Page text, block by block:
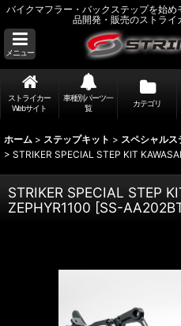
バイクマフラー・バックステップを始
品開発・販売のストラ
メニュー
ストライカー
Webサイト
車種別パーツ一
覧
カテゴリ
ホーム > ステップキット > スペシャルス
> STRIKER SPECIAL STEP KIT
STRIKER SPECIAL STEP
ZEPHYR1100 [SS-